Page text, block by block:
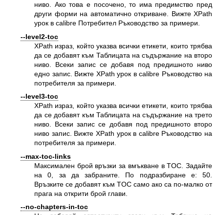
ниво. Ако това е посочено, то има предимство пред
други форми на автоматично откриване. Вижте XPath
урок в calibre Потребител Ръководство за примери.
--level2-toc
XPath израз, който указва всички етикети, които трябва
да се добавят към Таблицата на съдържание на второ
ниво. Всеки запис се добавя под предишното ниво
едно запис. Вижте XPath урок в calibre Ръководство на
потребителя за примери.
--level3-toc
XPath израз, който указва всички етикети, които трябва
да се добавят към Таблицата на съдържание на трето
ниво. Всеки запис се добавя под предишното второ
ниво запис. Вижте XPath урок в calibre Ръководство на
потребителя за примери.
--max-toc-links
Максимален брой връзки за вмъкване в TOC. Задайте
на 0, за да забраните. По подразбиране е: 50.
Връзките се добавят към TOC само ако са по-малко от
прага на открити брой глави.
--no-chapters-in-toc